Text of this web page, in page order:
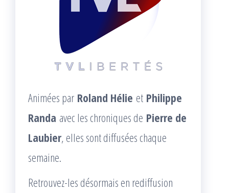
Animées par Roland Hélie et Philippe
Randa avec les chroniques de Pierre de
Laubier, elles sont diffusées chaque
semaine.
Retrouvez-les désormais en rediffusion